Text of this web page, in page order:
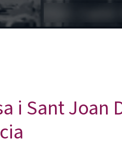
i Sant Joan